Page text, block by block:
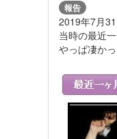
報告
2019年7月
当時の最近
やっぱ凄か